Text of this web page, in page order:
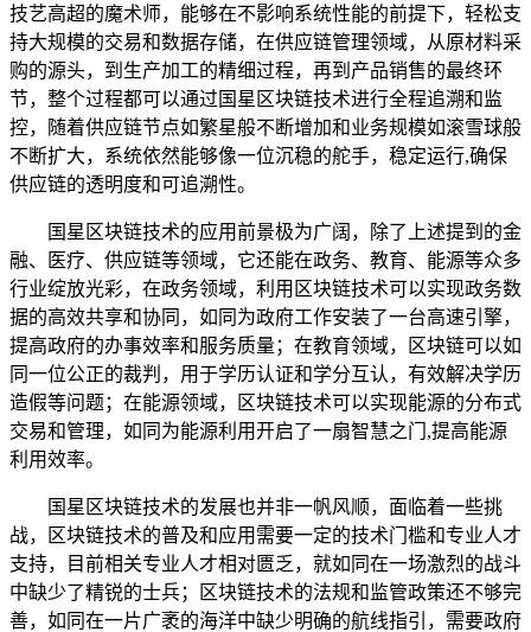
技艺高超的魔术师，能够在不影响系统性能的前提下，轻松支
持大规模的交易和数据存储，在供应链管理领域，从原材料采
购的源头，到生产加工的精细过程，再到产品销售的最终环
节，整个过程都可以通过国星区块链技术进行全程追溯和监
控，随着供应链节点如繁星般不断增加和业务规模如滚雪球般
不断扩大，系统依然能够像一位沉稳的舵手，稳定运行,确保
供应链的透明度和可追溯性。
国星区块链技术的应用前景极为广阔，除了上述提到的金
融、医疗、供应链等领域，它还能在政务、教育、能源等众多
行业绽放光彩，在政务领域，利用区块链技术可以实现政务数
据的高效共享和协同，如同为政府工作安装了一台高速引擎，
提高政府的办事效率和服务质量；在教育领域，区块链可以如
同一位公正的裁判，用于学历认证和学分互认，有效解决学历
造假等问题；在能源领域，区块链技术可以实现能源的分布式
交易和管理，如同为能源利用开启了一扇智慧之门,提高能源
利用效率。
国星区块链技术的发展也并非一帆风顺，面临着一些挑
战，区块链技术的普及和应用需要一定的技术门槛和专业人才
支持，目前相关专业人才相对匮乏，就如同在一场激烈的战斗
中缺少了精锐的士兵；区块链技术的法规和监管政策还不够完
善，如同在一片广袤的海洋中缺少明确的航线指引，需要政府